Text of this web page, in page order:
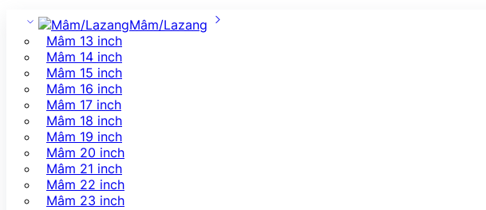
Mâm/Lazang
Mâm 13 inch
Mâm 14 inch
Mâm 15 inch
Mâm 16 inch
Mâm 17 inch
Mâm 18 inch
Mâm 19 inch
Mâm 20 inch
Mâm 21 inch
Mâm 22 inch
Mâm 23 inch